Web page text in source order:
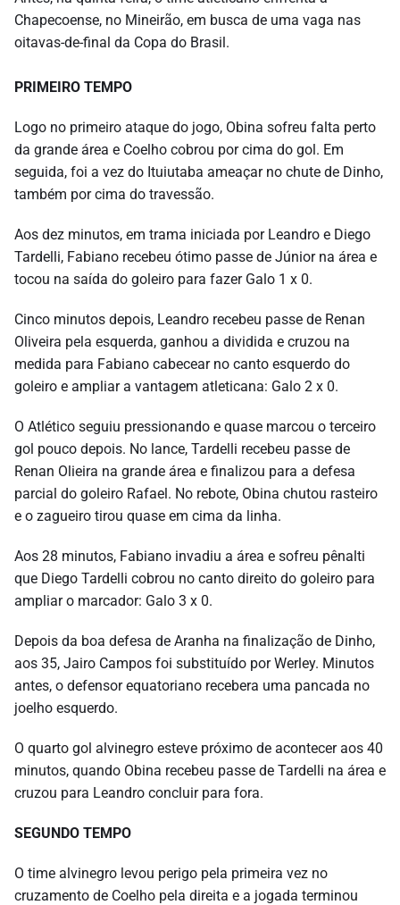
Chapecoense, no Mineirão, em busca de uma vaga nas
oitavas-de-final da Copa do Brasil.
PRIMEIRO TEMPO
Logo no primeiro ataque do jogo, Obina sofreu falta perto
da grande área e Coelho cobrou por cima do gol. Em
seguida, foi a vez do Ituiutaba ameaçar no chute de Dinho,
também por cima do travessão.
Aos dez minutos, em trama iniciada por Leandro e Diego
Tardelli, Fabiano recebeu ótimo passe de Júnior na área e
tocou na saída do goleiro para fazer Galo 1 x 0.
Cinco minutos depois, Leandro recebeu passe de Renan
Oliveira pela esquerda, ganhou a dividida e cruzou na
medida para Fabiano cabecear no canto esquerdo do
goleiro e ampliar a vantagem atleticana: Galo 2 x 0.
O Atlético seguiu pressionando e quase marcou o terceiro
gol pouco depois. No lance, Tardelli recebeu passe de
Renan Olieira na grande área e finalizou para a defesa
parcial do goleiro Rafael. No rebote, Obina chutou rasteiro
e o zagueiro tirou quase em cima da linha.
Aos 28 minutos, Fabiano invadiu a área e sofreu pênalti
que Diego Tardelli cobrou no canto direito do goleiro para
ampliar o marcador: Galo 3 x 0.
Depois da boa defesa de Aranha na finalização de Dinho,
aos 35, Jairo Campos foi substituído por Werley. Minutos
antes, o defensor equatoriano recebera uma pancada no
joelho esquerdo.
O quarto gol alvinegro esteve próximo de acontecer aos 40
minutos, quando Obina recebeu passe de Tardelli na área e
cruzou para Leandro concluir para fora.
SEGUNDO TEMPO
O time alvinegro levou perigo pela primeira vez no
cruzamento de Coelho pela direita e a jogada terminou